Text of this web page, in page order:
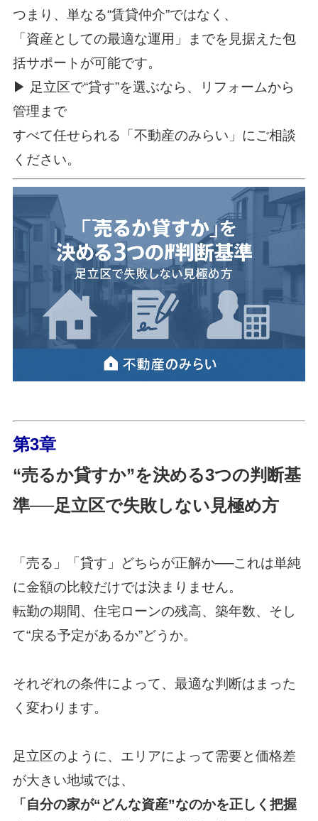
つまり、単なる“賃貸仲介”ではなく、
「資産としての最適な運用」までを見据えた包
括サポートが可能です。
▶ 足立区で“貸す”を選ぶなら、リフォームから
管理まで
すべて任せられる「不動産のみらい」にご相談
ください。
第3章
“売るか貸すか”を決める3つの判断基
準──足立区で失敗しない見極め方
「売る」「貸す」どちらが正解か──これは単純
に金額の比較だけでは決まりません。
転勤の期間、住宅ローンの残高、築年数、そし
て“戻る予定があるか”どうか。
それぞれの条件によって、最適な判断はまった
く変わります。
足立区のように、エリアによって需要と価格差
が大きい地域では、
「自分の家が“どんな資産”なのかを正しく把握